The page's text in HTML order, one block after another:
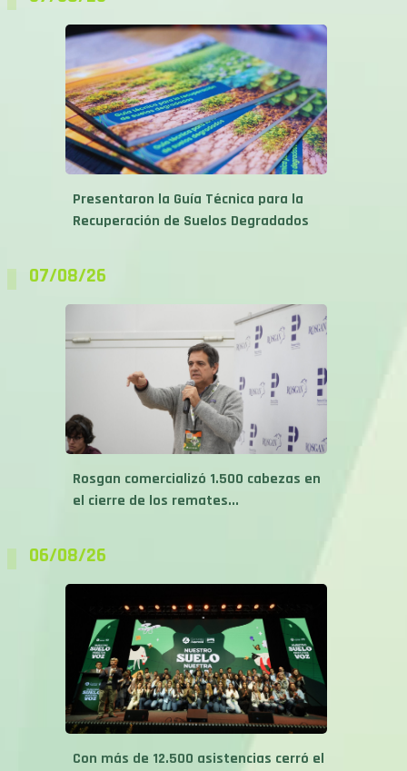
Presentaron la Guía Técnica para la
Recuperación de Suelos Degradados
07/08/26
Rosgan comercializó 1.500 cabezas en
el cierre de los remates...
06/08/26
Con más de 12.500 asistencias cerró el